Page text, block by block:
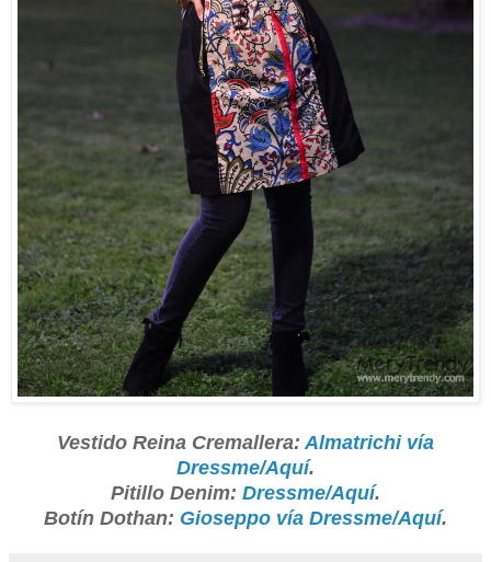
Vestido Reina Cremallera: Almatrichi vía
Dressme/Aquí.
Pitillo Denim: Dressme/Aquí.
Botín Dothan: Gioseppo vía Dressme/Aquí.